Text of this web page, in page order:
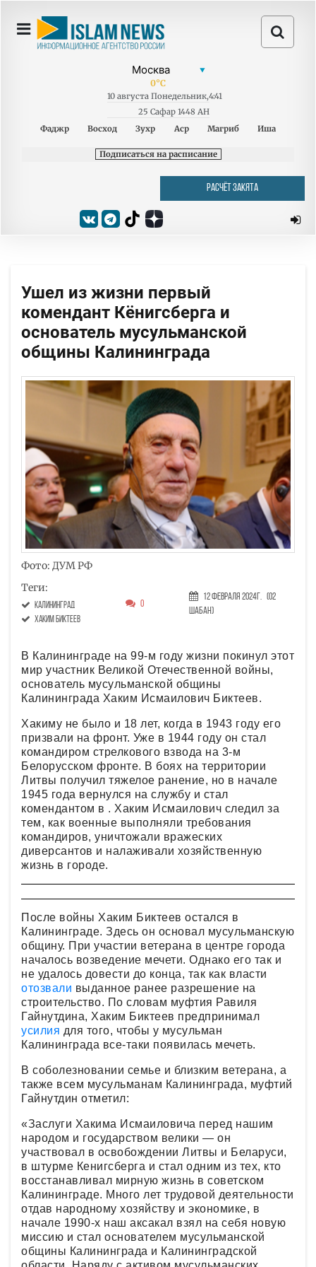
0°C
10 августа Понедельник,4:41
25 Сафар 1448 AH
Фаджр
Восход Зухр Аср Магриб Иша
Подписаться на расписание
РАСЧЁТ ЗАКЯТА
Ушел из жизни первый
комендант Кёнигсберга и
основатель мусульманской
общины Калининграда
Фото: ДУМ РФ
Теги:
Калининград
Хаким Биктеев
0
12 Февраля 2024г. (02
Шабан)
В Калининграде на 99-м году жизни покинул этот
мир участник Великой Отечественной войны,
основатель мусульманской общины
Калининграда Хаким Исмаилович Биктеев.
Хакиму не было и 18 лет, когда в 1943 году его
призвали на фронт. Уже в 1944 году он стал
командиром стрелкового взвода на 3-м
Белорусском фронте. В боях на территории
Литвы получил тяжелое ранение, но в начале
1945 года вернулся на службу и стал
комендантом в . Хаким Исмаилович следил за
тем, как военные выполняли требования
командиров, уничтожали вражеских
диверсантов и налаживали хозяйственную
жизнь в городе.
После войны Хаким Биктеев остался в
Калининграде. Здесь он основал мусульманскую
общину. При участии ветерана в центре города
началось возведение мечети. Однако его так и
не удалось довести до конца, так как власти
отозвали выданное ранее разрешение на
строительство. По словам муфтия Равиля
Гайнутдина, Хаким Биктеев предпринимал
усилия для того, чтобы у мусульман
Калининграда все-таки появилась мечеть.
В соболезновании семье и близким ветерана, а
также всем мусульманам Калининграда, муфтий
Гайнутдин отметил:
«Заслуги Хакима Исмаиловича перед нашим
народом и государством велики — он
участвовал в освобождении Литвы и Беларуси,
в штурме Кенигсберга и стал одним из тех, кто
восстанавливал мирную жизнь в советском
Калининграде. Много лет трудовой деятельности
отдав народному хозяйству и экономике, в
начале 1990-х наш аксакал взял на себя новую
миссию и стал основателем мусульманской
общины Калининграда и Калининградской